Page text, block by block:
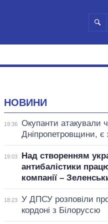
НОВИНИ
19:36
Окупанти атакували
Дніпропетровщини, є
19:03
Над створенням
антибалістики
компанії –
18:23
У ДПСУ розповіли
кордоні з Білоруссю